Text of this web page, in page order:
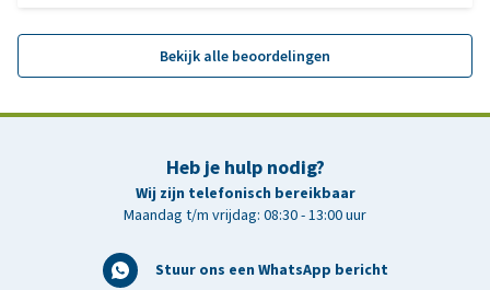
Bekijk alle beoordelingen
Heb je hulp nodig?
Wij zijn telefonisch bereikbaar
Maandag t/m vrijdag: 08:30 - 13:00 uur
Stuur ons een WhatsApp bericht